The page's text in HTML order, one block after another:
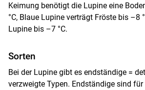
Keimung benötigt die Lupine eine
°C, Blaue Lupine verträgt Fröste bis –8
Lupine bis –7 °C.
Sorten
Bei der Lupine gibt es endständige =
verzweigte Typen. Endständige sind